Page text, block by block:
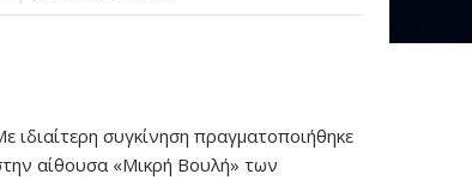
ιδιαίτερη συγκίνηση πραγματοποιήθηκε
αίθουσα «Μικρή Βουλή» των